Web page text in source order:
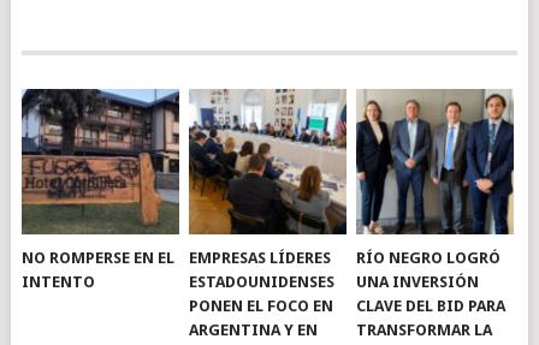
NO ROMPERSE EN EL
INTENTO
EMPRESAS LÍDERES
ESTADOUNIDENSES
PONEN EL FOCO EN
ARGENTINA Y EN
RÍO NEGRO LOGRÓ
UNA INVERSIÓN
CLAVE DEL BID PARA
TRANSFORMAR LA